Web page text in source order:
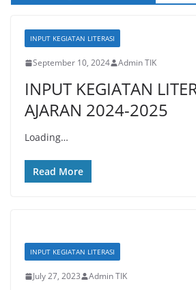
INPUT KEGIATAN LITERASI
September 10, 2024 Admin TIK
INPUT KEGIATAN
AJARAN 2024-2025
Loading…
Read More
INPUT KEGIATAN LITERASI
July 27, 2023 Admin TIK